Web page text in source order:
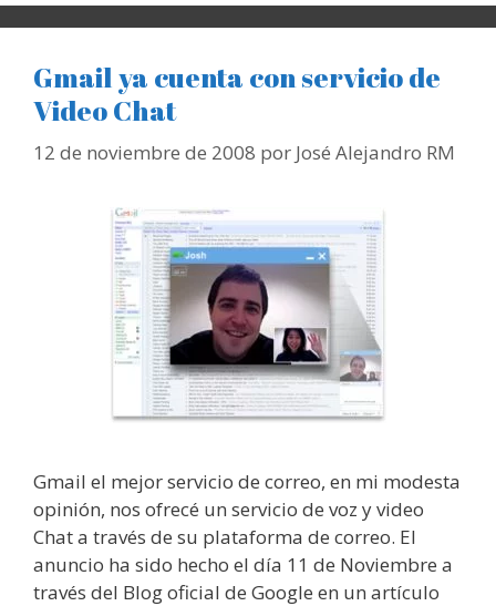
Gmail ya cuenta con servicio de
Video Chat
12 de noviembre de 2008 por José Alejandro RM
Gmail el mejor servicio de correo, en mi modesta
opinión, nos ofrecé un servicio de voz y video
Chat a través de su plataforma de correo. El
anuncio ha sido hecho el día 11 de Noviembre a
través del Blog oficial de Google en un artículo